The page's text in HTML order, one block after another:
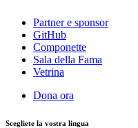
Partner e sponsor
GitHub
Componette
Sala della Fama
Vetrina
Dona ora
Scegliete la vostra lingua